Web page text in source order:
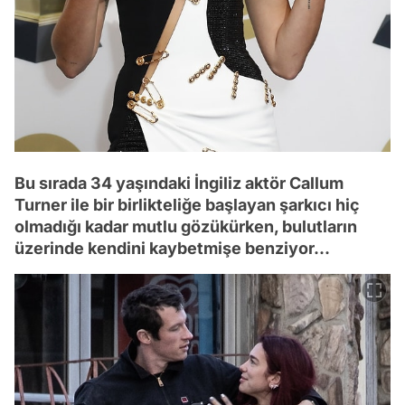
Bu sırada 34 yaşındaki İngiliz aktör Callum
Turner ile bir birlikteliğe başlayan şarkıcı hiç
olmadığı kadar mutlu gözükürken, bulutların
üzerinde kendini kaybetmişe benziyor...